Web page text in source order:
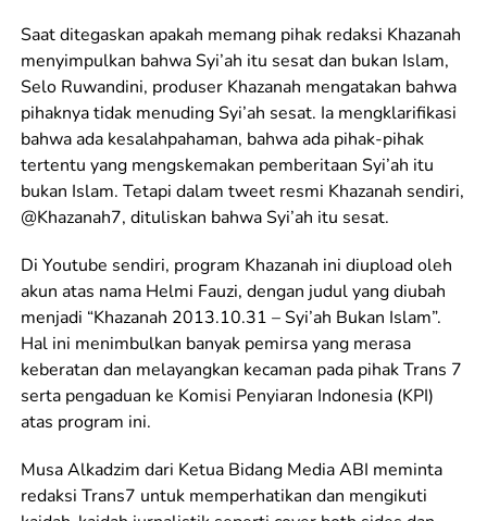
Saat ditegaskan apakah memang pihak redaksi Khazanah
menyimpulkan bahwa Syi’ah itu sesat dan bukan Islam,
Selo Ruwandini, produser Khazanah mengatakan bahwa
pihaknya tidak menuding Syi’ah sesat. Ia mengklarifikasi
bahwa ada kesalahpahaman, bahwa ada pihak-pihak
tertentu yang mengskemakan pemberitaan Syi’ah itu
bukan Islam. Tetapi dalam tweet resmi Khazanah sendiri,
@Khazanah7, dituliskan bahwa Syi’ah itu sesat.
Di Youtube sendiri, program Khazanah ini diupload oleh
akun atas nama Helmi Fauzi, dengan judul yang diubah
menjadi “Khazanah 2013.10.31 – Syi’ah Bukan Islam”.
Hal ini menimbulkan banyak pemirsa yang merasa
keberatan dan melayangkan kecaman pada pihak Trans 7
serta pengaduan ke Komisi Penyiaran Indonesia (KPI)
atas program ini.
Musa Alkadzim dari Ketua Bidang Media ABI meminta
redaksi Trans7 untuk memperhatikan dan mengikuti